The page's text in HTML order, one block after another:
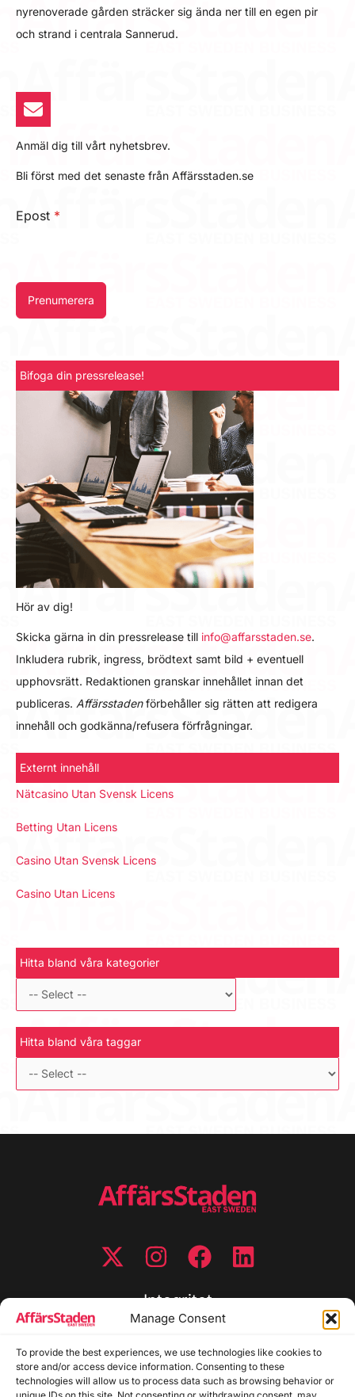
Manage Consent
To provide the best experiences, we use technologies like cookies to
store and/or access device information. Consenting to these
technologies will allow us to process data such as browsing behavior or
nyrenoverade gården sträcker sig ända ner till en egen pir
och strand i centrala Sannerud.
Anmäl dig till vårt nyhetsbrev.
Bli först med det senaste från Affärsstaden.se
Epost *
Prenumerera
Bifoga din pressrelease!
Hör av dig!
Skicka gärna in din pressrelease till info@affarsstaden.se.
Inkludera rubrik, ingress, brödtext samt bild + eventuell
upphovsrätt. Redaktionen granskar innehållet innan det
publiceras. Affärsstadenförbehåller sig rätten att redigera
innehåll och godkänna/refusera förfrågningar.
Externt innehåll
Nätcasino Utan Svensk Licens
Betting Utan Licens
Casino Utan Svensk Licens
Casino Utan Licens
Hitta bland våra kategorier
Hitta bland våra taggar
Integritet
Cookiepolicy
Disclaimer
Redaktionell policy